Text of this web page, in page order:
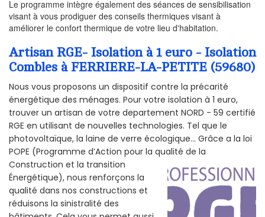
Le programme intègre également des séances de sensibilisation
visant à vous prodiguer des conseils thermiques visant à
améliorer le confort thermique de votre lieu d'habitation.
Artisan RGE- Isolation à 1 euro - Isolation
Combles à FERRIERE-LA-PETITE (59680)
Nous vous proposons un dispositif contre la précarité
énergétique des ménages. Pour votre isolation à 1 euro,
trouver un artisan de votre departement NORD - 59 certifié
RGE en utilisant de nouvelles technologies. Tel que le
photovoltaïque, la laine de verre écologique... Grâce a la loi
POPE (Programme d’Action pour la qualité de la
Construction et la transition
Énergétique), nous renforçons la
qualité dans nos constructions et
réduisons la sinistralité des